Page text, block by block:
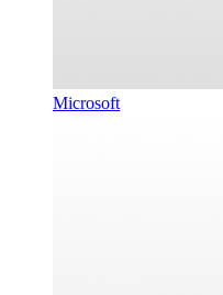
Microsoft